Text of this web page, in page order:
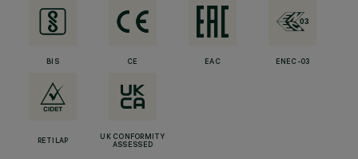
BIS CE EAC ENEC-03
RETILAP
UK CONFORMITY
ASSESSED